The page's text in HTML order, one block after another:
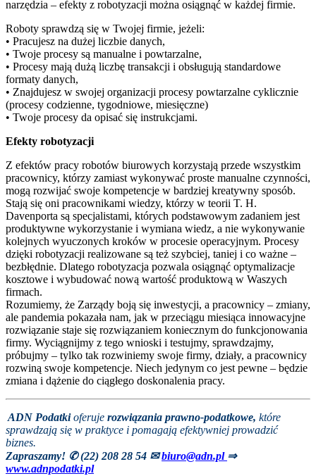
narzędzia – efekty z robotyzacji można osiągnąć w każdej firmie.
Roboty sprawdzą się w Twojej firmie, jeżeli:
• Pracujesz na dużej liczbie danych,
• Twoje procesy są manualne i powtarzalne,
• Procesy mają dużą liczbę transakcji i obsługują standardowe
formaty danych,
• Znajdujesz w swojej organizacji procesy powtarzalne cyklicznie
(procesy codzienne, tygodniowe, miesięczne)
• Twoje procesy da opisać się instrukcjami.
Efekty robotyzacji
Z efektów pracy robotów biurowych korzystają przede wszystkim
pracownicy, którzy zamiast wykonywać proste manualne czynności,
mogą rozwijać swoje kompetencje w bardziej kreatywny sposób.
Stają się oni pracownikami wiedzy, którzy w teorii T. H.
Davenporta są specjalistami, których podstawowym zadaniem jest
produktywne wykorzystanie i wymiana wiedz, a nie wykonywanie
kolejnych wyuczonych kroków w procesie operacyjnym. Procesy
dzięki robotyzacji realizowane są też szybciej, taniej i co ważne –
bezbłędnie. Dlatego robotyzacja pozwala osiągnąć optymalizacje
kosztowe i wybudować nową wartość produktową w Waszych
firmach.
Rozumiemy, że Zarządy boją się inwestycji, a pracownicy – zmiany,
ale pandemia pokazała nam, jak w przeciągu miesiąca innowacyjne
rozwiązanie staje się rozwiązaniem koniecznym do funkcjonowania
firmy. Wyciągnijmy z tego wnioski i testujmy, sprawdzajmy,
próbujmy – tylko tak rozwiniemy swoje firmy, działy, a pracownicy
rozwiną swoje kompetencje. Niech jedynym co jest pewne – będzie
zmiana i dążenie do ciągłego doskonalenia pracy.
ADN Podatkioferuje rozwiązania prawno-podatkowe, które
sprawdzają się w praktyce i pomagają efektywniej prowadzić
biznes.
Zapraszamy! ✆ (22) 208 28 54 ✉biuro@adn.pl ⇒
www.adnpodatki.pl